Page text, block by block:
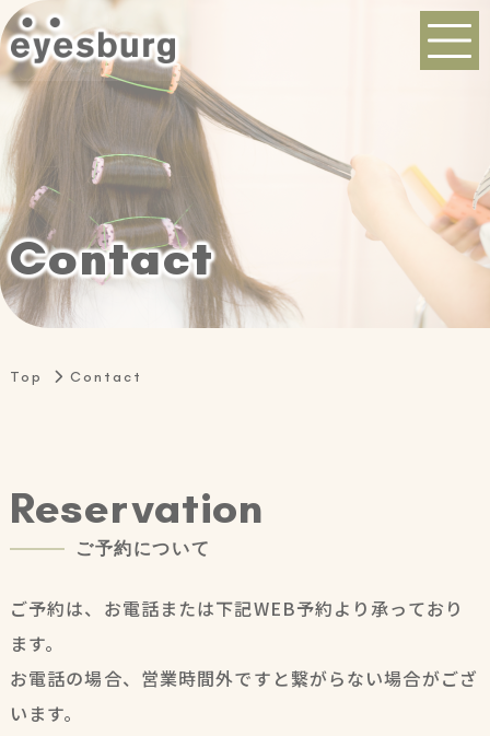
Contact
Top Contact
Reservation
ご予約について
ご予約は、お電話または下記WEB予約より承っており
ます。
お電話の場合、営業時間外ですと繋がらない場合がござ
います。